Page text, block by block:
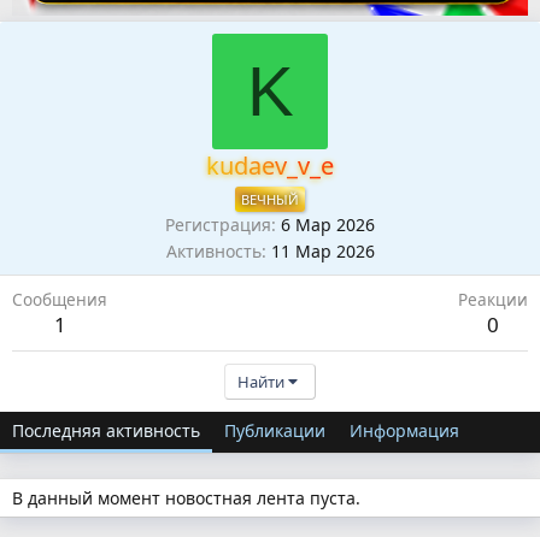
K
kudaev_v_e
ВЕЧНЫЙ
Регистрация 6 Мар 2026
Активность 11 Мар 2026
Сообщения
1
Реакции
0
Найти
Последняя активность Публикации Информация
В данный момент новостная лента пуста.